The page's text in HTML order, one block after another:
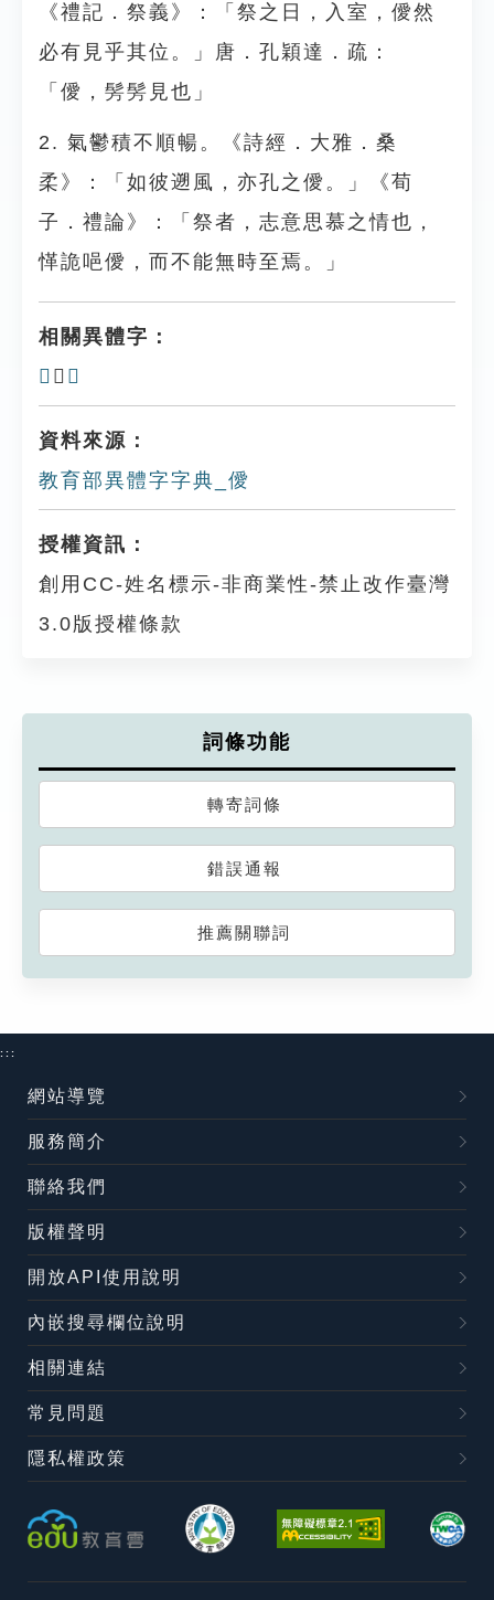
《禮記．祭義》：「祭之日，入室，僾然
必有見乎其位。」唐．孔穎達．疏：
「僾，髣髣見也」
2. 氣鬱積不順暢。《詩經．大雅．桑
柔》：「如彼遡風，亦孔之僾。」《荀
子．禮論》：「祭者，志意思慕之情也，
愅詭唈僾，而不能無時至焉。」
相關異體字：
𠎹 、 𢙸
資料來源：
教育部異體字字典_僾
授權資訊：
創用CC-姓名標示-非商業性-禁止改作臺灣
3.0版授權條款
詞條功能
轉寄詞條
錯誤通報
推薦關聯詞
:::
網站導覽
服務簡介
聯絡我們
版權聲明
開放API使用說明
內嵌搜尋欄位說明
相關連結
常見問題
隱私權政策